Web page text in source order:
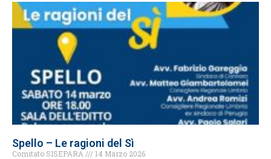
Spello – Le ragioni del Sì
Comitato SISEPARA
14 Marzo 2026